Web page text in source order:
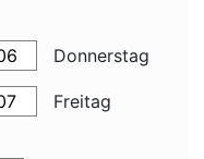
Donnerstag
Freitag